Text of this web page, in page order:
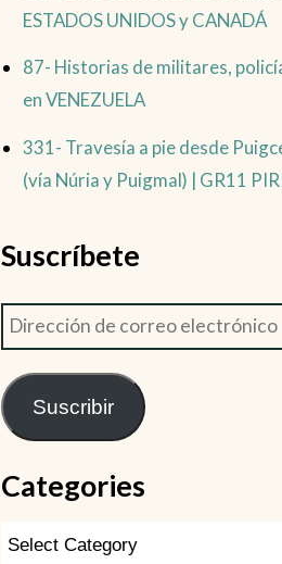
ESTADOS UNIDOS y CANADÁ
87- Historias de militares,
en VENEZUELA
331- Travesía a pie desde
(vía Núria y Puigmal) | GR11
Suscríbete
Suscribir
Categories